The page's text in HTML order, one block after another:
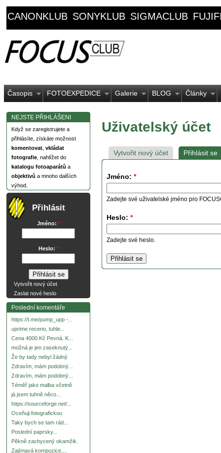
CANONKLUB SONYKLUB SIGMACLUB
Časopis FOTOEXPEDICE Galerie BLOG Články
NEJSTE PŘIHLÁŠENI
Když se zaregistrujete a
přihlásíte, získáte možnost
komentovat vkládat
fotografie , nahlížet do
katalogu fotoaparátů a
objektivů a mnoho dalších
výhod.
Přihlásit
Jméno: *
Heslo: *
Vytvořit nový účet
Zaslat nové heslo
Poslední komentáře
https://t.me/pump_upp -...
uprime receno, tuhle...
Cena 4000 Kč Pevná. K...
možná je jen zaseknutý...
Že by tady nebyl žádný
Zdravím, mám podobný...
Zdravím, mám podobný...
Téměř jako malba včetně
já jsem tuhně něco...
https://sourceforge.net/...
Oceňuji fotografickou
Taky bych se tam rád...
Poslední paprsky...
Pěkně zachycený okamžik.
Zajímavá kompozice,...
Uživatelský účet
Vytvořit nový účet Přihlásit se
Jméno: *
Zadejte své uživatelské jméno pro
Heslo: *
Zadejte své heslo.